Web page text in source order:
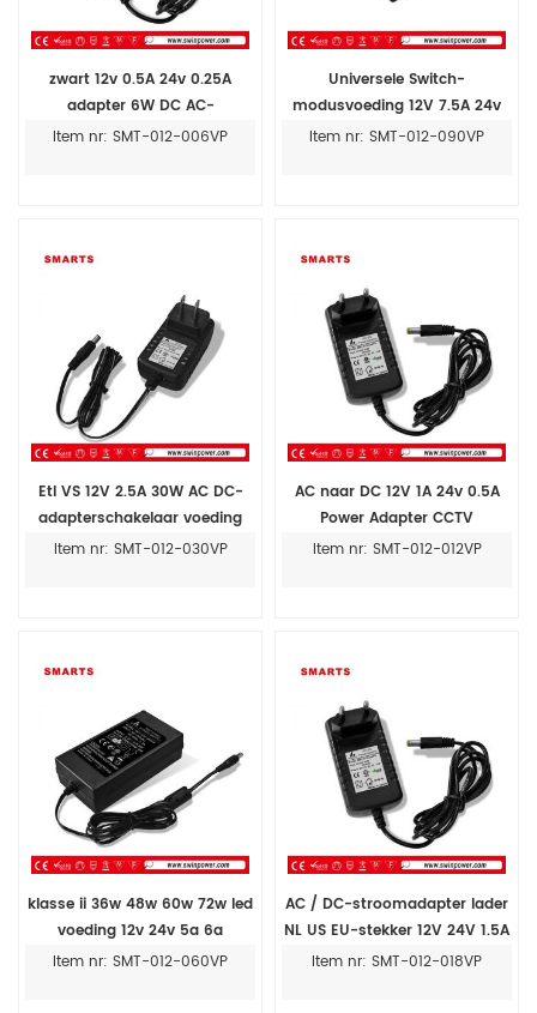
zwart 12v 0.5A 24v 0.25A
adapter 6W DC AC-
adaptervoeding
Item nr: SMT-012-006VP
Universele Switch-
modusvoeding 12V 7.5A 24v
90W 3-pins plug-
Item nr: SMT-012-090VP
Etl VS 12V 2.5A 30W AC DC-
adapterschakelaar voeding
12V 2500mA muur
Item nr: SMT-012-030VP
AC naar DC 12V 1A 24v 0.5A
Power Adapter CCTV
stroomvoorziening
Item nr: SMT-012-012VP
klasse ii 36w 48w 60w 72w led
voeding 12v 24v 5a 6a
fabrikant
Item nr: SMT-012-060VP
AC / DC-stroomadapter lader
NL US EU-stekker 12V 24V 1.5A
stroomadapter
Item nr: SMT-012-018VP